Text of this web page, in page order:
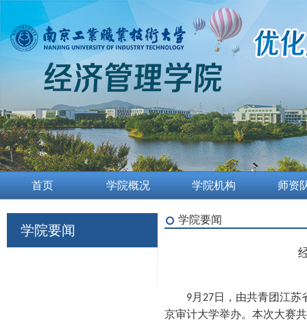
首页 学院概况 学院机构 师资
学院要闻
学院要闻
9月 27日，由共青团江苏
京审计大学举办。本次大赛共